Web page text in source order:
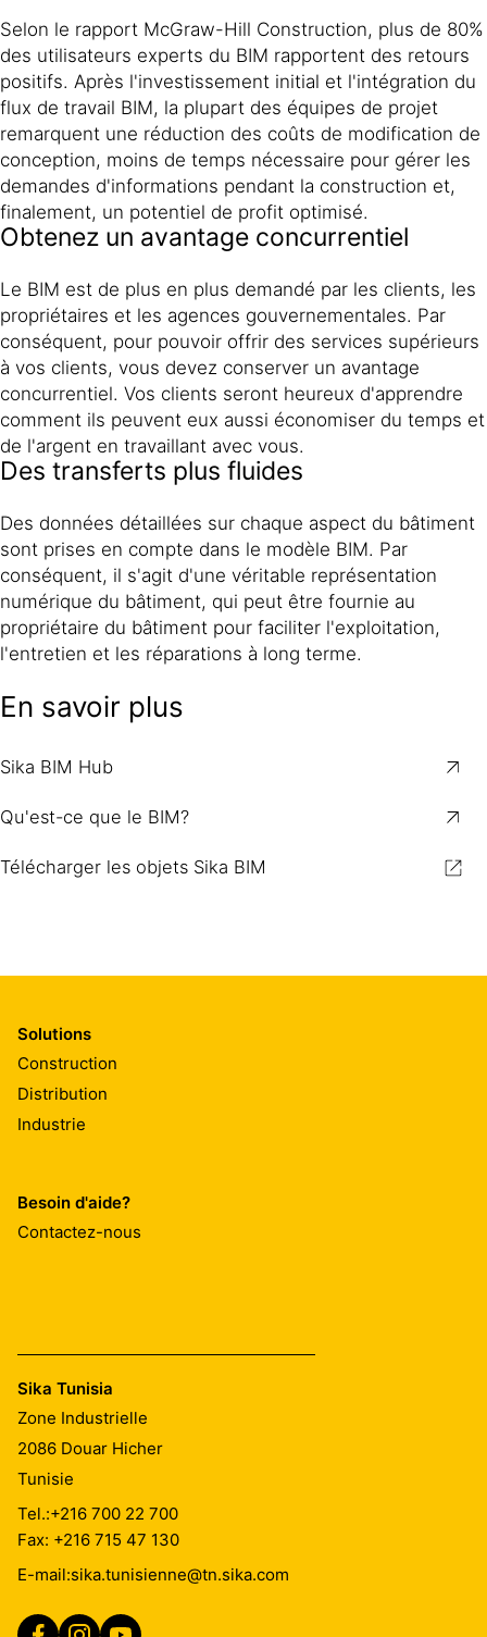
Selon le rapport McGraw-Hill Construction, plus de 80%
des utilisateurs experts du BIM rapportent des retours
positifs. Après l'investissement initial et l'intégration du
flux de travail BIM, la plupart des équipes de projet
remarquent une réduction des coûts de modification de
conception, moins de temps nécessaire pour gérer les
demandes d'informations pendant la construction et,
finalement, un potentiel de profit optimisé.
Obtenez un avantage concurrentiel
Le BIM est de plus en plus demandé par les clients, les
propriétaires et les agences gouvernementales. Par
conséquent, pour pouvoir offrir des services supérieurs
à vos clients, vous devez conserver un avantage
concurrentiel. Vos clients seront heureux d'apprendre
comment ils peuvent eux aussi économiser du temps et
de l'argent en travaillant avec vous.
Des transferts plus fluides
Des données détaillées sur chaque aspect du bâtiment
sont prises en compte dans le modèle BIM. Par
conséquent, il s'agit d'une véritable représentation
numérique du bâtiment, qui peut être fournie au
propriétaire du bâtiment pour faciliter l'exploitation,
l'entretien et les réparations à long terme.
En savoir plus
Sika BIM Hub
Qu'est-ce que le BIM?
Télécharger les objets Sika BIM
Solutions
Construction
Distribution
Industrie
Besoin d'aide?
Contactez-nous
Sika Tunisia
Zone Industrielle
2086 Douar Hicher
Tunisie
Tel.:+216 700 22 700
Fax: +216 715 47 130
E-mail:sika.tunisienne@tn.sika.com